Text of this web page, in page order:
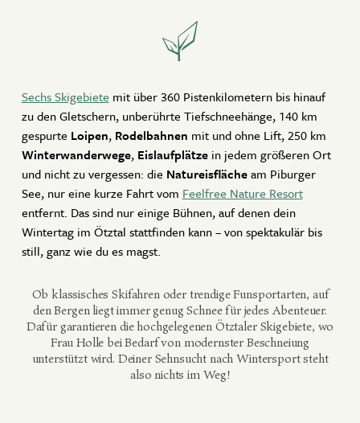
Sechs Skigebiete mit über 360 Pistenkilometern bis hinauf
zu den Gletschern, unberührte Tiefschneehänge, 140 km
gespurte Loipen, Rodelbahnen mit und ohne Lift, 250 km
Winterwanderwege, Eislaufplätzein jedem größeren Ort
und nicht zu vergessen: die Natureisflächeam Piburger
See, nur eine kurze Fahrt vom Feelfree Nature Resort
entfernt. Das sind nur einige Bühnen, auf denen dein
Wintertag im Ötztal stattfinden kann – von spektakulär bis
still, ganz wie du es magst.
Ob klassisches Skifahren oder trendige Funsportarten, auf
den Bergen liegt immer genug Schnee für jedes Abenteuer.
Dafür garantieren die hochgelegenen Ötztaler Skigebiete, wo
Frau Holle bei Bedarf von modernster Beschneiung
unterstützt wird. Deiner Sehnsucht nach Wintersport steht
also nichts im Weg!
ZEITRAUM ZURÜCKSETZEN